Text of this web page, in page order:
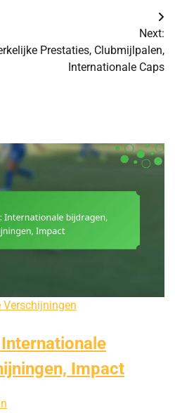
Next:
Prestaties, Clubmijlpalen,
Internationale Caps
Verschijningen
Impact